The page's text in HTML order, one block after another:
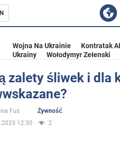
Wojna Na Ukrainie Kontratak
Ukrainy
Wołodymyr Zełenski
zalety śliwek i dla
Fus
Żywność
12:30
2